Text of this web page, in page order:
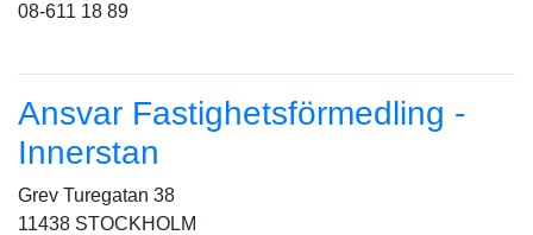
08-611 18 89
Ansvar Fastighetsförmedling -
Innerstan
Grev Turegatan 38
11438 STOCKHOLM